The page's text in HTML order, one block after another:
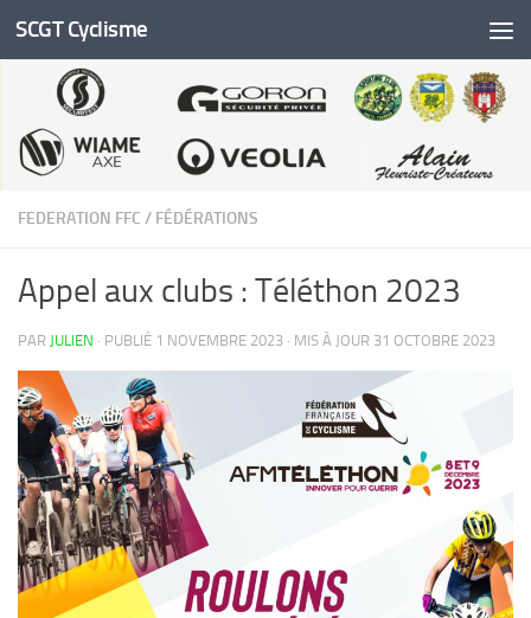
Skip to content
SCGT Cyclisme
FEDERATION FFC / FÉDÉRATIONS
Appel aux clubs : Téléthon 2023
PAR JULIEN · PUBLIÉ 1 NOVEMBRE 2023 · MIS À JOUR 31 OCTOBRE 2023